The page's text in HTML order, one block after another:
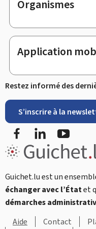
Organismes
Application
Restez informé des
S’inscrire à la
FacebookLinkedIn
Guichet.lu est un
échanger avec l’Étatet
démarches
Aide
Contact